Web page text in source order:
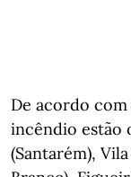
De acordo
incêndio estão
(Santarém),